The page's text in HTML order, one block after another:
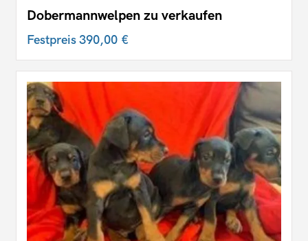
Dobermannwelpen zu verkaufen
Festpreis390,00 €